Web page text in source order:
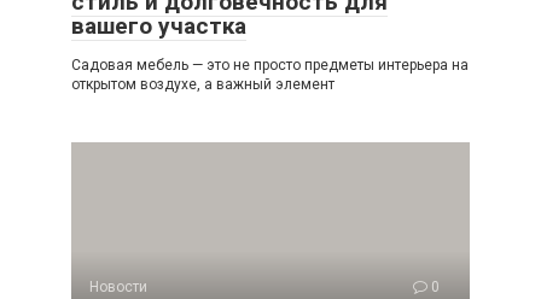
вашего участка
Садовая мебель — это не просто предметы интерьера на
открытом воздухе, а важный элемент
Новости 0